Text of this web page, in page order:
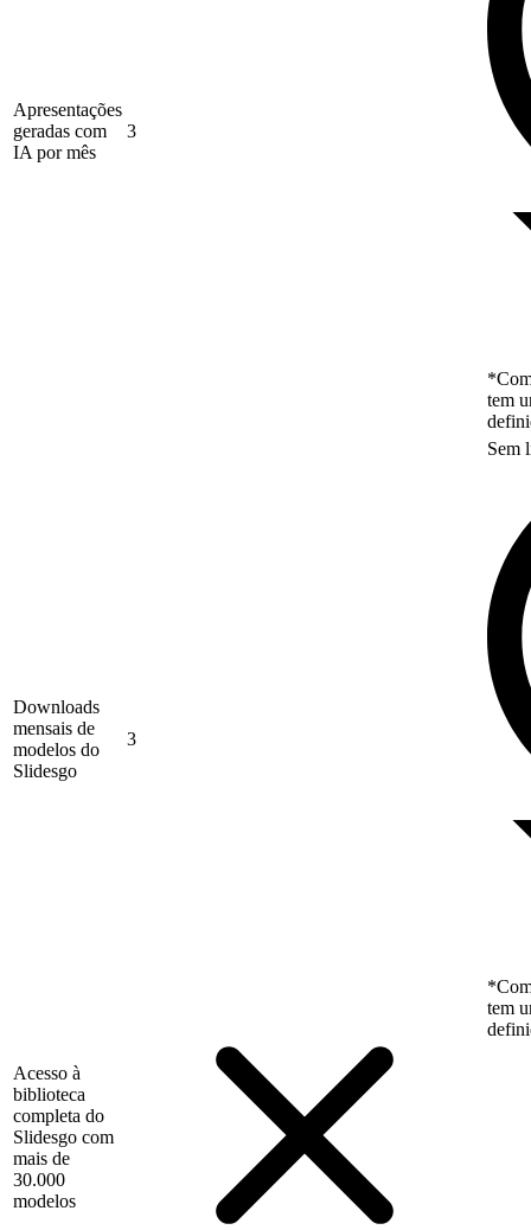
Apresentações
geradas com
IA por mês
3
tem
Downloads
mensais de
modelos do
Slidesgo
3
Sem
tem
Acesso à
biblioteca
completa do
Slidesgo com
mais de
30.000
modelos